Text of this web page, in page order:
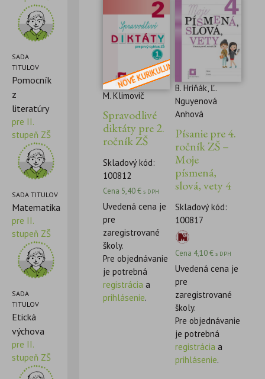
SADA
TITULOV
Pomocník
z
literatúry
pre II.
stupeň ZŠ
SADA TITULOV
Matematika
pre II.
stupeň ZŠ
SADA
TITULOV
Etická
výchova
pre II.
stupeň ZŠ
M. Klimovič
Spravodlivé
diktáty pre 2.
ročník ZŠ
Skladový kód:
100812
Cena 5,40€ s DPH
Uvedená cena je
pre
zaregistrované
školy.
Pre objednávanie
je potrebná
registrácia a
prihlásenie.
B. Hriňák, Ľ.
Nguyenová
Anhová
Písanie pre 4.
ročník ZŠ –
Moje
písmená,
slová, vety 4
Skladový kód:
100817
Cena 4,10€ s DPH
Uvedená cena je
pre
zaregistrované
školy.
Pre objednávanie
je potrebná
registrácia a
prihlásenie.